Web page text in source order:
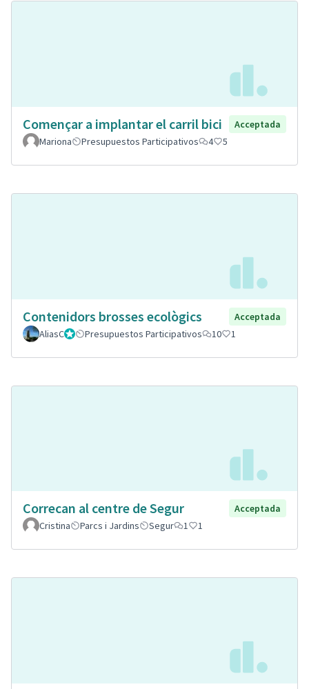
Començar a implantar el carril bici
Acceptada
Mariona
Presupuestos Participativos 4 5
Contenidors brosses ecològics
Acceptada
AliasCGestorPresupuestos Participativos 10 1
Correcan al centre de Segur
Acceptada
Cristina
Parcs i Jardins Segur 1 1